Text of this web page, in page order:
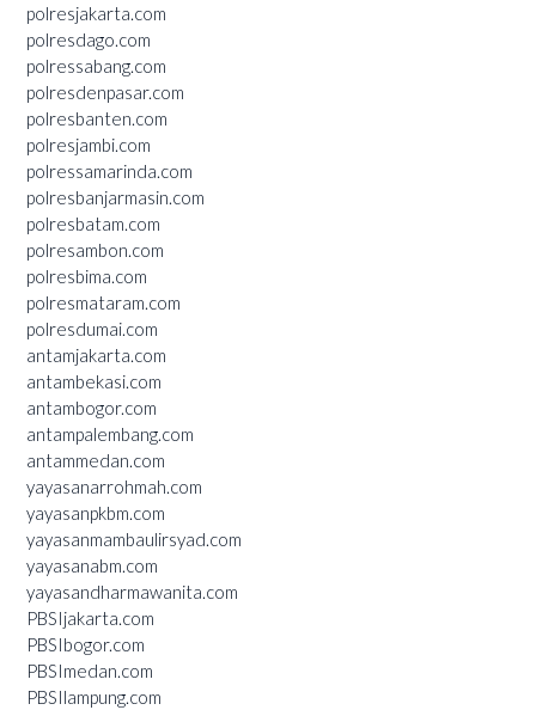
polresjakarta.com
polresdago.com
polressabang.com
polresdenpasar.com
polresbanten.com
polresjambi.com
polressamarinda.com
polresbanjarmasin.com
polresbatam.com
polresambon.com
polresbima.com
polresmataram.com
polresdumai.com
antamjakarta.com
antambekasi.com
antambogor.com
antampalembang.com
antammedan.com
yayasanarrohmah.com
yayasanpkbm.com
yayasanmambaulirsyad.com
yayasanabm.com
yayasandharmawanita.com
PBSIjakarta.com
PBSIbogor.com
PBSImedan.com
PBSIlampung.com